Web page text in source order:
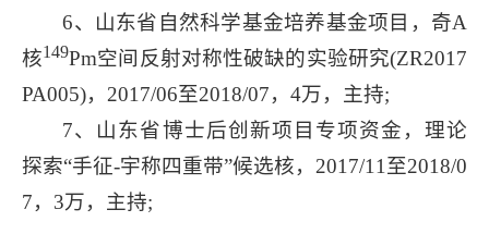
6、山东省自然科学基金培养基金项目，奇A
核149Pm空间反射对称性破缺的实验研究(ZR2017
PA005)，2017/06至2018/07，4万，主持;
7、山东省博士后创新项目专项资金，理论
探索“手征-宇称四重带”候选核，2017/11至2018/0
7，3万，主持;